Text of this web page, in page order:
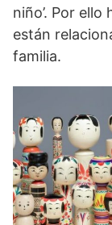
niño’. Por
están
familia.